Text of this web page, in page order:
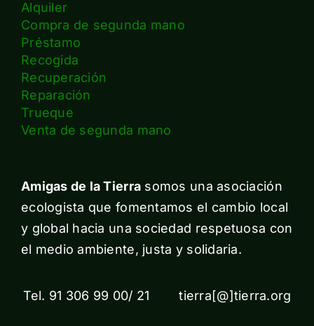
Alquiler
Compra de segunda mano
Préstamo
Recogida
Recuperación
Reparación
Trueque
Venta de segunda mano
Amigas de la Tierra somos una asociación
ecologista que fomentamos el cambio local
y global hacia una sociedad respetuosa con
el medio ambiente, justa y solidaria.
Tel. 91 306 99 00/ 21 tierra[@]tierra.org